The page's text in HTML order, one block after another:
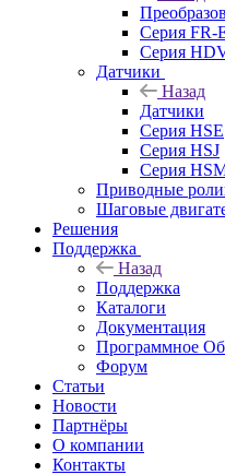
Серия FR-
Серия
Датчики
Назад
Датчики
Серия HSE
Серия HSJ
Серия
Приводные
Шаговые
Решения
Поддержка
Назад
Поддержка
Каталоги
Документация
Программное
Форум
Статьи
Новости
Партнёры
О компании
Контакты